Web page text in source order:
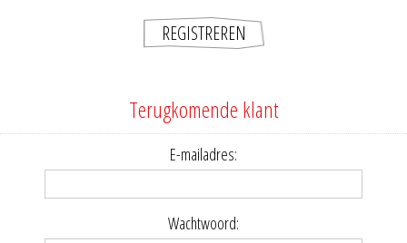
Terugkomende klant
E-mailadres:
Wachtwoord: